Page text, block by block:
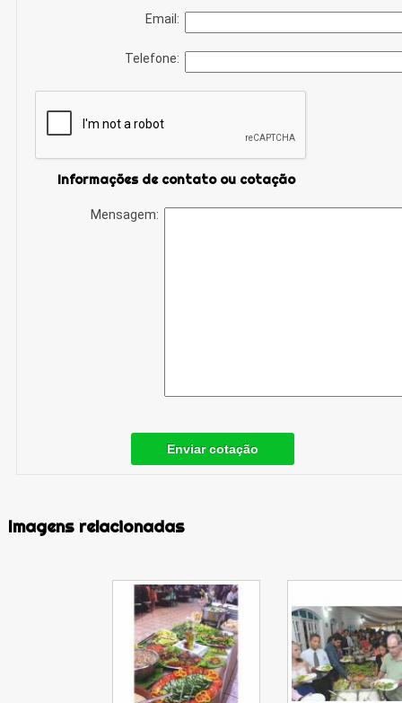
Email:
Telefone:
Informações de contato ou cotação
Mensagem:
Enviar cotação
Imagens relacionadas